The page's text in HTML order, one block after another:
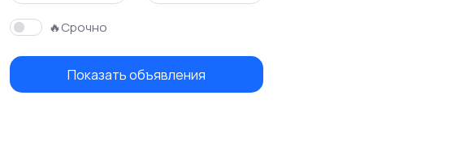
🔥Срочно
Показать объявления